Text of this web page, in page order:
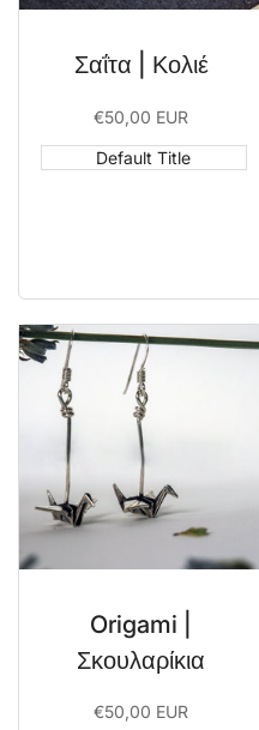
Σαΐτα | Κολιέ
Sale
price
€50,00 EUR
Default Title
Origami |
Σκουλαρίκια
Sale
€50,00 EUR